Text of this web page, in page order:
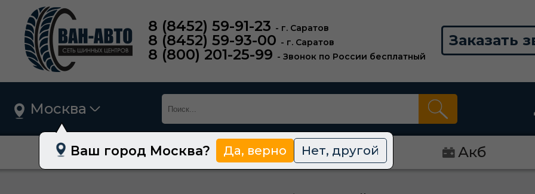
8 (8452) 59-91-23 - г. Саратов
8 (8452) 59-93-00 - г. Саратов
8 (800) 201-25-99 - Звонок по России бесплатный
Заказать
Москва
Ваш город Москва? Да, верно Нет, другой
О нас Шины Диски Акб